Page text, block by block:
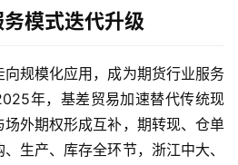
模式迭代升级
规模化应用，成为期货行业服务
年，基差贸易加速替代传统现
外期权形成互补，期转现、仓单
生产、库存全环节，浙江中大、